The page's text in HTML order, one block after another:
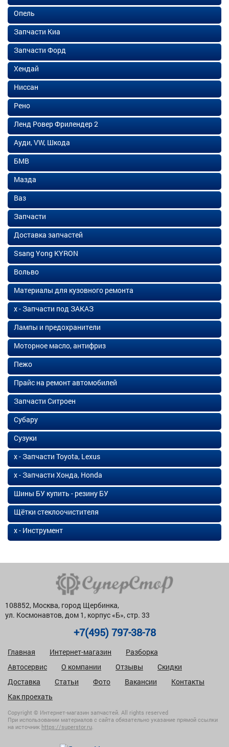
Опель
Запчасти Киа
Запчасти Форд
Хендай
Ниссан
Рено
Ленд Ровер Фрилендер 2
Ауди, VW, Шкода
БМВ
Мазда
Ваз
Запчасти
Доставка запчастей
Ssang Yong KYRON
Вольво
Материалы для кузовного ремонта
х - Запчасти под ЗАКАЗ
Лампы и предохранители
Моторное масло, антифриз
Пежо
Прайс на ремонт автомобилей
Запчасти Ситроен
Субару
Сузуки
х - Запчасти Toyota, Lexus
х - Запчасти Хонда, Honda
Шины БУ купить - резину БУ
Щётки стеклоочистителя
х - Инструмент
108852, Москва, город Щербинка,
ул. Космонавтов, дом 1, корпус «Б», стр. 33
+7(495) 797-38-78
Главная Интернет-магазин
Разборка
Автосервис
О компании Отзывы
Скидки
Доставка
Статьи Фото Вакансии
Контакты
Как проехать
Copyright © Интернет-магазин запчастей. All rights reserved
При использовании материалов с сайта обязательно указание прямой ссылки
на источник https://superstor.ru.